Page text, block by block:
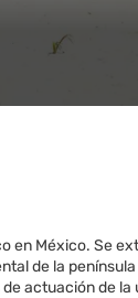
en México. Se
de la
actuación de